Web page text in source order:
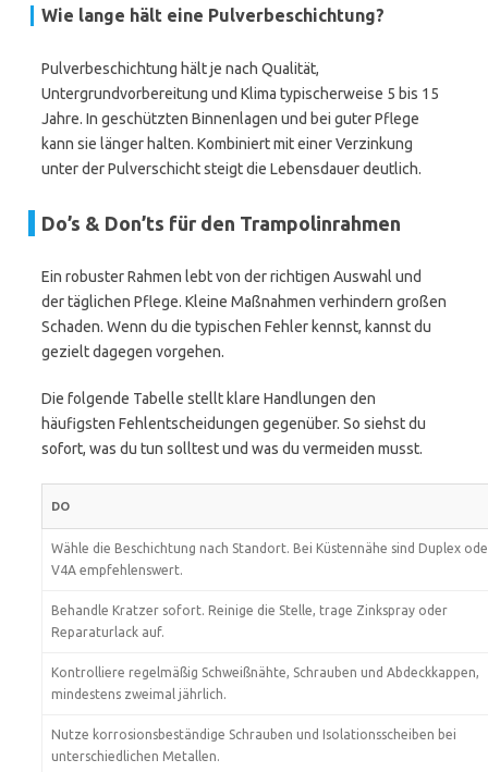
Wie lange hält eine Pulverbeschichtung?
Pulverbeschichtung hält je nach Qualität,
Untergrundvorbereitung und Klima typischerweise 5 bis 15
Jahre. In geschützten Binnenlagen und bei guter Pflege
kann sie länger halten. Kombiniert mit einer Verzinkung
unter der Pulverschicht steigt die Lebensdauer deutlich.
Do’s & Don’ts für den Trampolinrahmen
Ein robuster Rahmen lebt von der richtigen Auswahl und
der täglichen Pflege. Kleine Maßnahmen verhindern großen
Schaden. Wenn du die typischen Fehler kennst, kannst du
gezielt dagegen vorgehen.
Die folgende Tabelle stellt klare Handlungen den
häufigsten Fehlentscheidungen gegenüber. So siehst du
sofort, was du tun solltest und was du vermeiden musst.
DO
Wähle die Beschichtung nach Standort. Bei Küstennähe sind Duplex
V4A empfehlenswert.
Behandle Kratzer sofort. Reinige die Stelle, trage Zinkspray oder
Reparaturlack auf.
Kontrolliere regelmäßig Schweißnähte, Schrauben und Abdeckkappen,
mindestens zweimal jährlich.
Nutze korrosionsbeständige Schrauben und Isolationsscheiben bei
unterschiedlichen Metallen.